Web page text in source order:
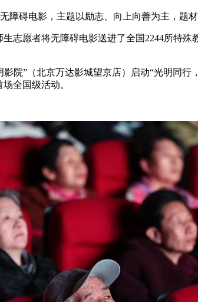
障碍电影，主题以励志、向上向善为主，题
志愿者将无障碍电影送进了全国2244所特
影院”（北京万达影城望京店）启动“光明同
全国级活动。